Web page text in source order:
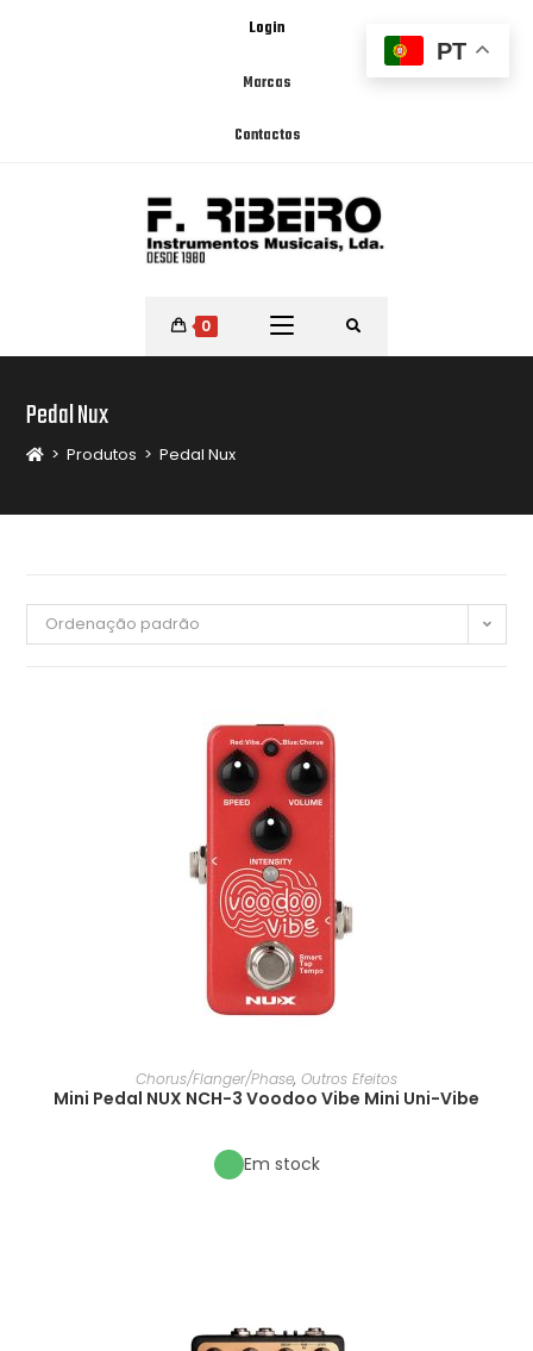
Login
Marcas
Contactos
0
Pedal Nux
> Produtos > Pedal Nux
Ordenação padrão
Chorus/Flanger/Phase, Outros Efeitos
Mini Pedal NUX NCH-3 Voodoo Vibe Mini Uni-Vibe
Em stock
PT